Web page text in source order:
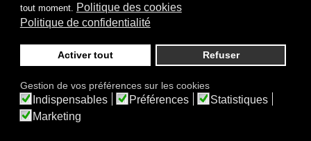
tout moment. Politique des cookies
Politique de confidentialité
Activer tout Refuser
Gestion de vos préférences sur les cookies
Indispensables Préférences
Statistiques
Marketing
© 2009-2026 CidB. Tous droits réservés.